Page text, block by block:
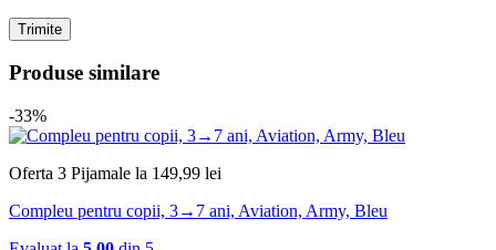
Produse similare
-33%
Oferta 3 Pijamale la 149,99 lei
Compleu pentru copii, 3→7 ani, Aviation, Army, Bleu